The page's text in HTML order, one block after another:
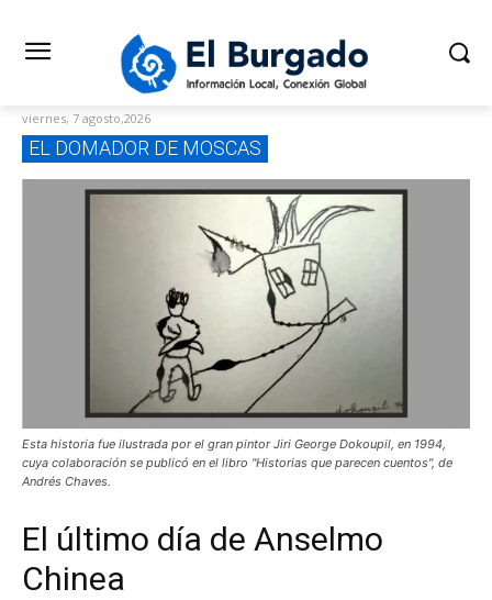
viernes, 7 agosto,2026
EL DOMADOR DE MOSCAS
Esta historia fue ilustrada por el gran pintor Jiri George Dokoupil, en 1994,
cuya colaboración se publicó en el libro "Historias que parecen cuentos", de
Andrés Chaves.
El último día de Anselmo
Chinea